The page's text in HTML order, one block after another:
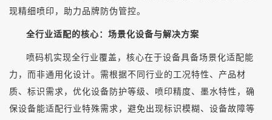
现精细喷印，助力品牌防伪管控。
全行业适配的核心：场景化设备与解决方案
喷码机实现全行业覆盖，核心在于设备具备场景化适配能
力，而非通用化设计。需根据不同行业的工况特性、产品材
质、标识需求，优化设备防护等级、喷印精度、墨水特性，确
保设备能适配行业特殊需求，避免出现标识模糊、设备故障等